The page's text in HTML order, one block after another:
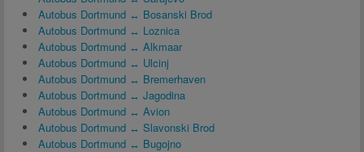
Autobus Dortmund ↔ Bosanski Brod
Autobus Dortmund ↔ Loznica
Autobus Dortmund ↔ Alkmaar
Autobus Dortmund ↔ Ulcinj
Autobus Dortmund ↔ Bremerhaven
Autobus Dortmund ↔ Jagodina
Autobus Dortmund ↔ Avion
Autobus Dortmund ↔ Slavonski Brod
Autobus Dortmund ↔ Bugojno